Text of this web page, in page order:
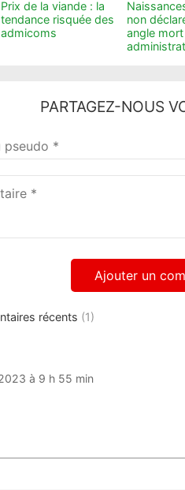
Prix de la viande : la
tendance risquée des
admicoms
non
angle mort
PARTAGEZ-NOUS
récents (1)
à 9 h 55 min